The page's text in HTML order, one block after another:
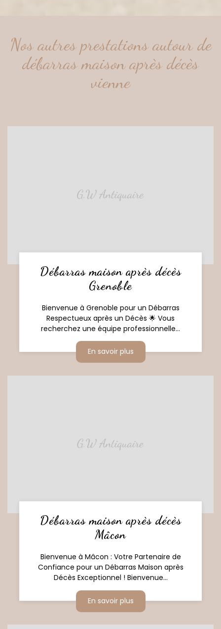
Nos autres prestations autour de
débarras maison après décès
vienne
Débarras maison après décès
Grenoble
Bienvenue à Grenoble pour un Débarras
Respectueux après un Décès 🌟 Vous
recherchez une équipe professionnelle...
En savoir plus
Débarras maison après décès
Mâcon
Bienvenue à Mâcon : Votre Partenaire de
Confiance pour un Débarras Maison après
Décès Exceptionnel ! Bienvenue...
En savoir plus